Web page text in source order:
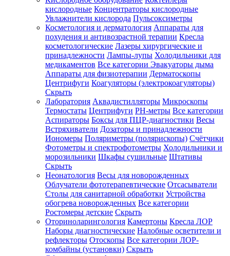
Зарегистрироваться
Зачем
регистрироваться?
Все
покупки
одном
месте
Личный
менеджер
Отслеживание
статуса
заказа
кислородные Концентраторы кислородные
Увлажнители кислорода Пульсоксиметры
Косметология и дерматология Аппараты для
похудения и антивозрастной терапии Кресла
косметологические Лазеры хирургические и
принадлежности Лампы-лупы Холодильники для
медикаментов Все категории Эвакуаторы дыма
Аппараты для физиотерапии Дерматоскопы
Центрифуги Коагуляторы (электрокоагуляторы)
Скрыть
Лаборатория Аквадистилляторы Микроскопы
Термостаты Центрифуги PH-метры Все категории
Аспираторы Боксы для ПЦР-диагностики Весы
Встряхиватели Дозаторы и принадлежности
Иономеры Поляриметры (полярископы) Счётчики
Фотометры и спектрофотометры Холодильники и
морозильники Шкафы сушильные Штативы
Скрыть
Неонатология Весы для новорожденных
Облучатели фототерапевтические Отсасыватели
Столы для санитарной обработки Устройства
обогрева новорожденных Все категории
Ростомеры детские Скрыть
Оториноларингология Камертоны Кресла ЛОР
Наборы диагностические Налобные осветители и
рефлекторы Отоскопы Все категории ЛОР-
комбайны (установки) Скрыть